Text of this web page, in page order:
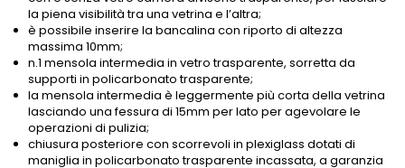
la piena visibilità tra una vetrina e l’altra;
è possibile inserire la bancalina con riporto di altezza
massima 10mm;
n.1 mensola intermedia in vetro trasparente, sorretta da
supporti in policarbonato trasparente;
la mensola intermedia è leggermente più corta della vetrina
lasciando una fessura di 15mm per lato per agevolare le
operazioni di pulizia;
chiusura posteriore con scorrevoli in plexiglass dotati di
maniglia in policarbonato trasparente incassata, a garanzia